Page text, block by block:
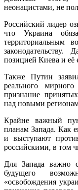
неонацистами, не
Российский лидер
что Украина
территориальным
позицией Киева и её
Также Путин
реального
признание
над новыми
Крайне важный
планам Запада. Как
и выступают
российскими, в том
Для Запада важно
будущего
«освобождения